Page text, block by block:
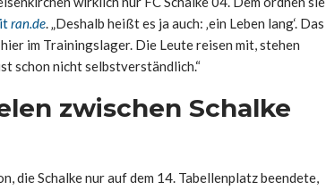
ran.de. „Deshalb heißt es ja auch: ‚ein Leben lang‘. Das
im Trainingslager. Die Leute reisen mit, stehen
schon nicht selbstverständlich.“
zwischen Schalke
die Schalke nur auf dem 14. Tabellenplatz beendete,